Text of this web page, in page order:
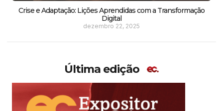
Crise e Adaptação: Lições Aprendidas com a Transformação
Digital
dezembro 22, 2025
Última edição